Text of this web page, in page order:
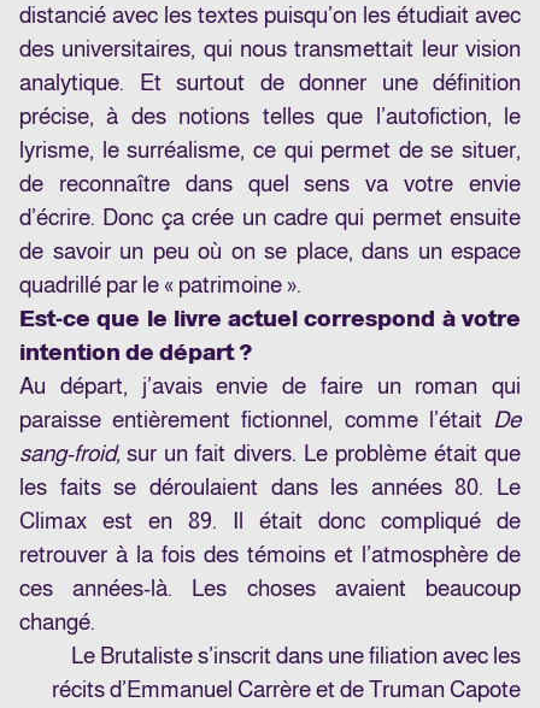
distancié avec les textes puisqu’on les étudiait avec
des universitaires, qui nous transmettait leur vision
analytique. Et surtout de donner une définition
précise, à des notions telles que l’autofiction, le
lyrisme, le surréalisme, ce qui permet de se situer,
de reconnaître dans quel sens va votre envie
d’écrire. Donc ça crée un cadre qui permet ensuite
de savoir un peu où on se place, dans un espace
quadrillé par le « patrimoine ».
Est-ce que le livre actuel correspond à votre
intention de départ ?
Au départ, j’avais envie de faire un roman qui
paraisse entièrement fictionnel, comme l’était De
sang-froid,sur un fait divers. Le problème était que
les faits se déroulaient dans les années 80. Le
Climax est en 89. Il était donc compliqué de
retrouver à la fois des témoins et l’atmosphère de
ces années-là. Les choses avaient beaucoup
changé.
Le Brutaliste s’inscrit dans une filiation avec les
récits d’Emmanuel Carrère et de Truman Capote